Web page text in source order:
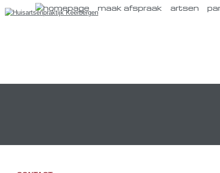
maak afspraak artsen